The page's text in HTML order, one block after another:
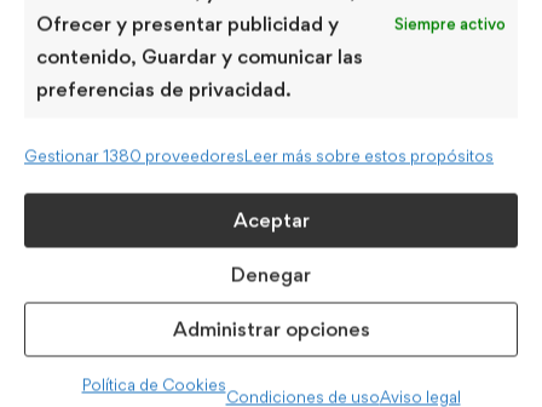
Ofrecer y presentar publicidad y
contenido, Guardar y comunicar las
preferencias de privacidad.
Siempre activo
Gestionar 1380 proveedoresLeer más sobre estos propósitos
Aceptar
Denegar
Administrar opciones
Política de Cookies
Condiciones de usoAviso legal
trabalenguas en inglés
Preposiciones de movimiento en
inglés: cuáles son y cómo usarlas